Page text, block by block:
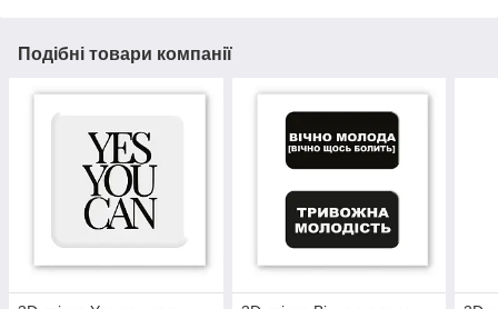
Подібні товари компанії